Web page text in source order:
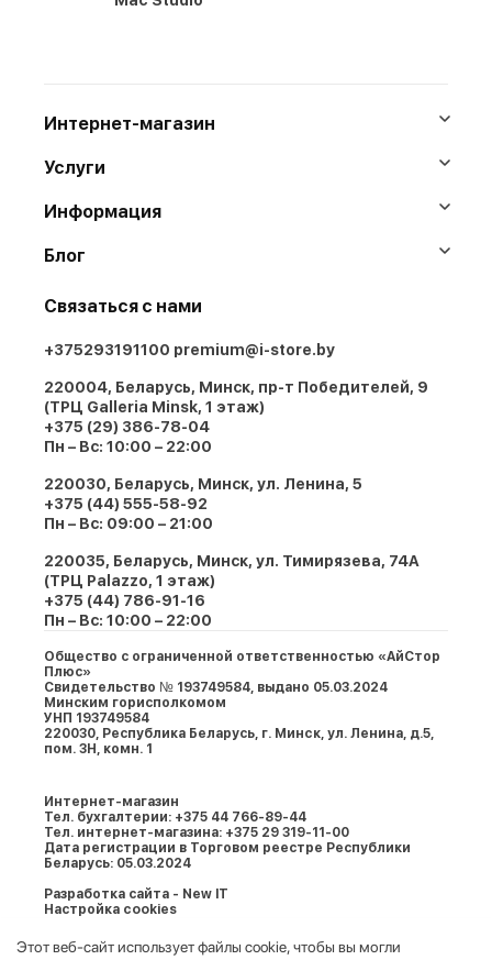
Интернет-магазин
Услуги
Информация
Блог
Связаться с нами
+375293191100 premium@i-store.by
220004, Беларусь, Минск, пр-т Победителей, 9
(ТРЦ Galleria Minsk, 1 этаж)
+375 (29) 386-78-04
Пн – Вс: 10:00 – 22:00
220030, Беларусь, Минск, ул. Ленина, 5
+375 (44) 555-58-92
Пн – Вс: 09:00 – 21:00
220035, Беларусь, Минск, ул. Тимирязева, 74A
(ТРЦ Palazzo, 1 этаж)
+375 (44) 786-91-16
Пн – Вс: 10:00 – 22:00
Общество с ограниченной ответственностью «АйСтор
Плюс»
Свидетельство № 193749584, выдано 05.03.2024
Минским горисполкомом
УНП 193749584
220030, Республика Беларусь, г. Минcк, ул. Ленина, д.5,
пом. 3Н, комн. 1
Интернет-магазин
Тел. бухгалтерии: +375 44 766-89-44
Тел. интернет-магазина: +375 29 319-11-00
Дата регистрации в Торговом реестре Республики
Беларусь: 05.03.2024
Разработка сайта - New IT
Настройка cookies
Этот веб-сайт использует файлы cookie, чтобы вы могли